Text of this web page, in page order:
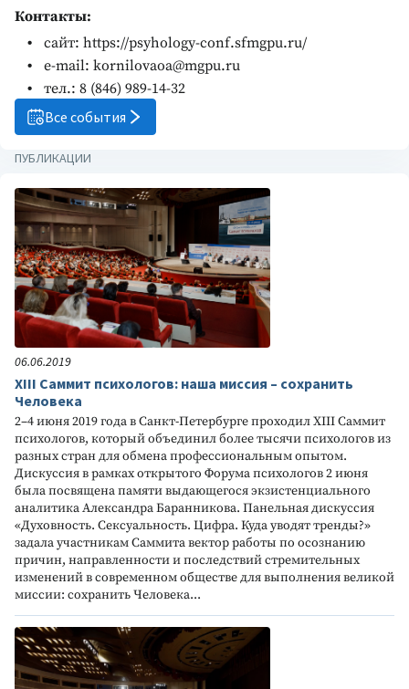
Контакты:
сайт: https://psyhology-conf.sfmgpu.ru/
e-mail: kornilovaoa@mgpu.ru
тел.: 8 (846) 989-14-32
Все события
ПУБЛИКАЦИИ
06.06.2019
XIII Саммит психологов: наша миссия – сохранить
Человека
2–4 июня 2019 года в Санкт-Петербурге проходил XIII Саммит
психологов, который объединил более тысячи психологов из
разных стран для обмена профессиональным опытом.
Дискуссия в рамках открытого Форума психологов 2 июня
была посвящена памяти выдающегося экзистенциального
аналитика Александра Баранникова. Панельная дискуссия
«Духовность. Сексуальность. Цифра. Куда уводят тренды?»
задала участникам Саммита вектор работы по осознанию
причин, направленности и последствий стремительных
изменений в современном обществе для выполнения великой
миссии: сохранить Человека...